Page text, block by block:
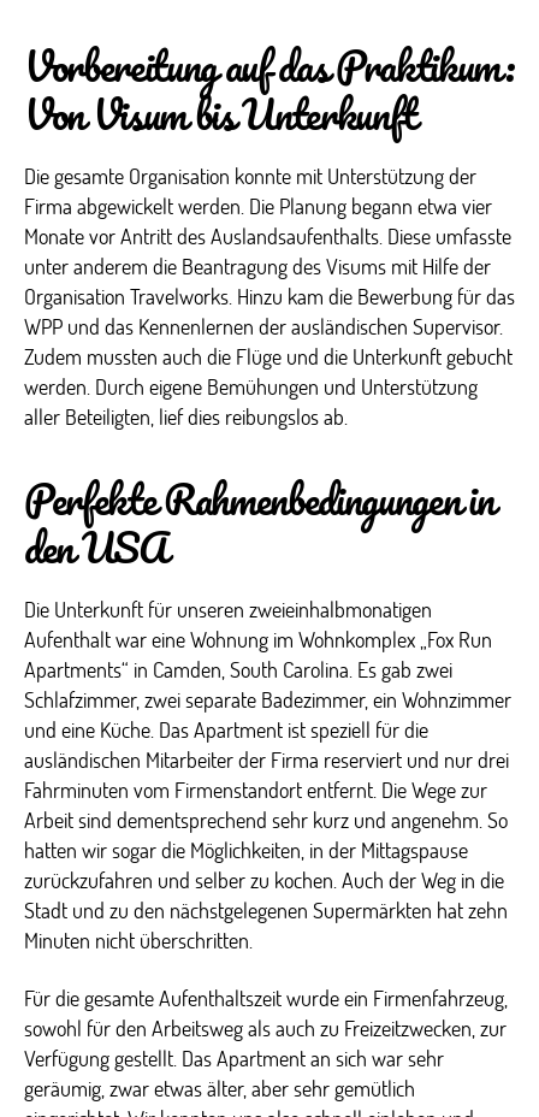
Vorbereitung auf das Praktikum:
Von Visum bis Unterkunft
Die gesamte Organisation konnte mit Unterstützung der
Firma abgewickelt werden. Die Planung begann etwa vier
Monate vor Antritt des Auslandsaufenthalts. Diese umfasste
unter anderem die Beantragung des Visums mit Hilfe der
Organisation Travelworks. Hinzu kam die Bewerbung für das
WPP und das Kennenlernen der ausländischen Supervisor.
Zudem mussten auch die Flüge und die Unterkunft gebucht
werden. Durch eigene Bemühungen und Unterstützung
aller Beteiligten, lief dies reibungslos ab.
Perfekte Rahmenbedingungen in
den USA
Die Unterkunft für unseren zweieinhalbmonatigen
Aufenthalt war eine Wohnung im Wohnkomplex „Fox Run
Apartments“ in Camden, South Carolina. Es gab zwei
Schlafzimmer, zwei separate Badezimmer, ein Wohnzimmer
und eine Küche. Das Apartment ist speziell für die
ausländischen Mitarbeiter der Firma reserviert und nur drei
Fahrminuten vom Firmenstandort entfernt. Die Wege zur
Arbeit sind dementsprechend sehr kurz und angenehm. So
hatten wir sogar die Möglichkeiten, in der Mittagspause
zurückzufahren und selber zu kochen. Auch der Weg in die
Stadt und zu den nächstgelegenen Supermärkten hat zehn
Minuten nicht überschritten.
Für die gesamte Aufenthaltszeit wurde ein Firmenfahrzeug,
sowohl für den Arbeitsweg als auch zu Freizeitzwecken, zur
Verfügung gestellt. Das Apartment an sich war sehr
geräumig, zwar etwas älter, aber sehr gemütlich